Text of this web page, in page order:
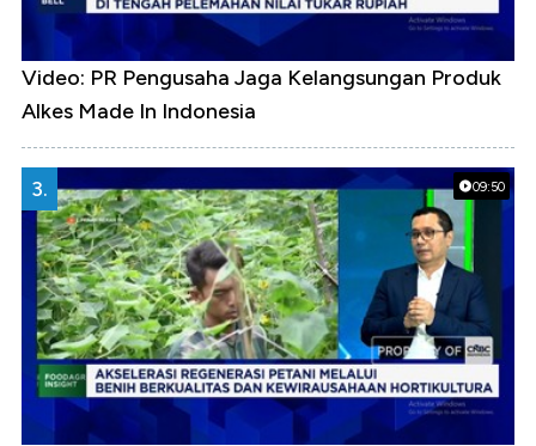
Video: PR Pengusaha Jaga Kelangsungan Produk
Alkes Made In Indonesia
09:50
3.